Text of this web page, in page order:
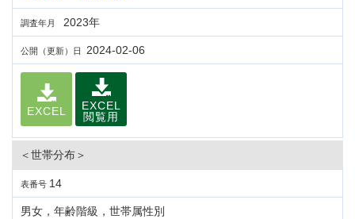
調査年月 2023年
公開（更新）日 2024-02-06
EXCEL
EXCEL
閲覧用
＜世帯分布＞
表番号 14
男女，年齢階級，世帯属性別